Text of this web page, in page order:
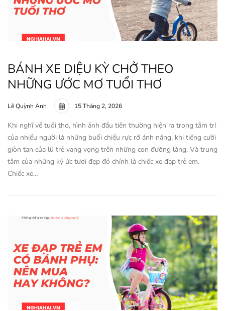
BÁNH XE DIỆU KỲ CHỞ THEO
NHỮNG ƯỚC MƠ TUỔI THƠ
Lê Quỳnh Anh 15 Tháng 2, 2026
Khi nghĩ về tuổi thơ, hình ảnh đầu tiên thường hiện ra trong tâm trí
của nhiều người là những buổi chiều rực rỡ ánh nắng, khi tiếng cười
giòn tan của lũ trẻ vang vọng trên những con đường làng. Và trung
tâm của những ký ức tươi đẹp đó chính là chiếc xe đạp trẻ em.
Chiếc xe…